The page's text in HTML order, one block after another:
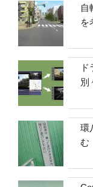
自
を
別
環
む